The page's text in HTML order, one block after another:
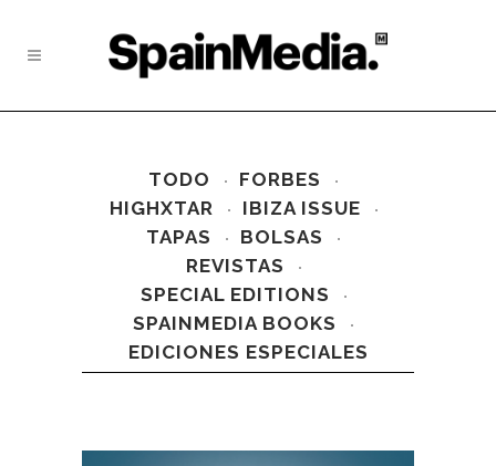
TODO
FORBES
HIGHXTAR
IBIZA ISSUE
TAPAS
BOLSAS
REVISTAS
SPECIAL EDITIONS
SPAINMEDIA BOOKS
EDICIONES ESPECIALES